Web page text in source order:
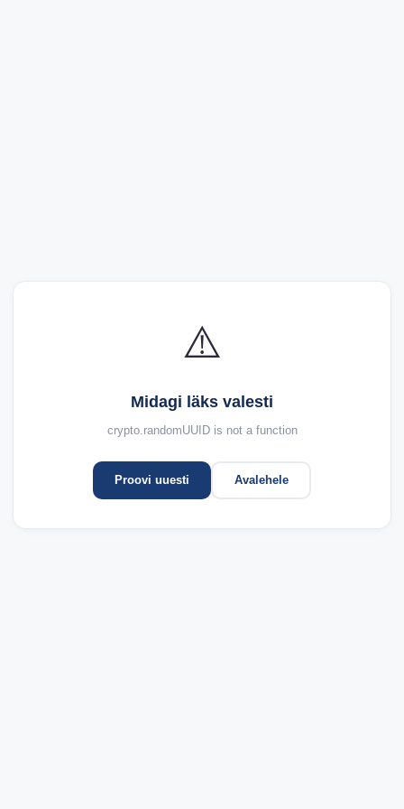
⚠️
Midagi läks valesti
crypto.randomUUID is not a function
Proovi uuesti Avalehele